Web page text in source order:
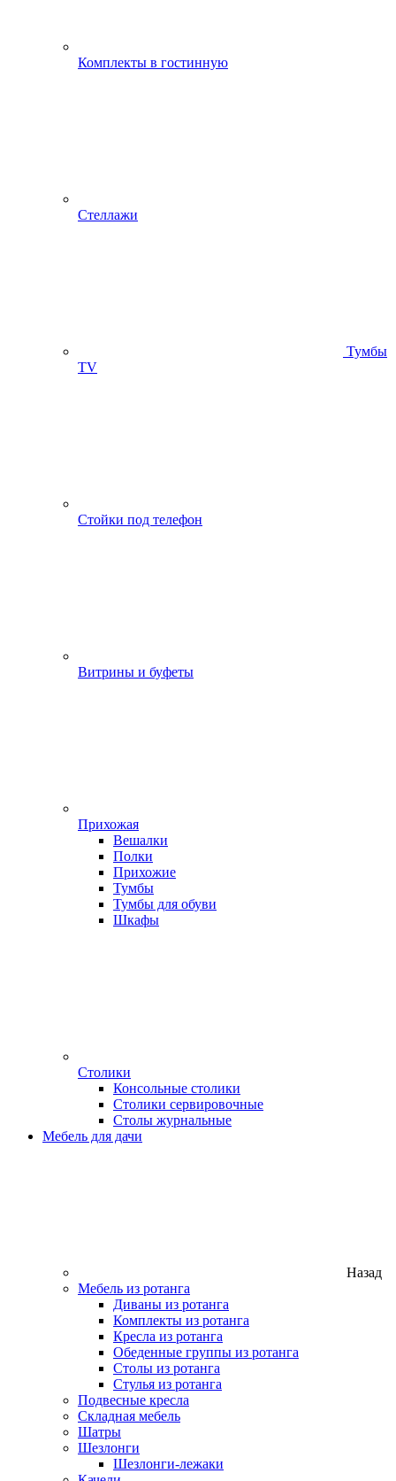
Комплекты в гостинную
Стеллажи
Тумбы
ТV
Стойки под телефон
Витрины и буфеты
Прихожая
Вешалки
Полки
Прихожие
Тумбы
Тумбы для обуви
Шкафы
Столики
Консольные столики
Столики сервировочные
Столы журнальные
Мебель для дачи
Назад
Мебель из ротанга
Диваны из ротанга
Комплекты из ротанга
Кресла из ротанга
Обеденные группы из ротанга
Столы из ротанга
Стулья из ротанга
Подвесные кресла
Складная мебель
Шатры
Шезлонги
Шезлонги-лежаки